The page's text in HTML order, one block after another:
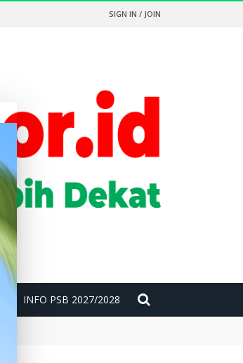
SIGN IN / JOIN
INFO PSB 2027/2028
Kehidupanmu”